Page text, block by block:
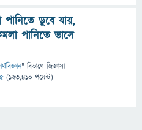
ডুবে যায়,
পানিতে ভাসে
" বিভাগে জিজ্ঞাসা
(123,410 পয়েন্ট)